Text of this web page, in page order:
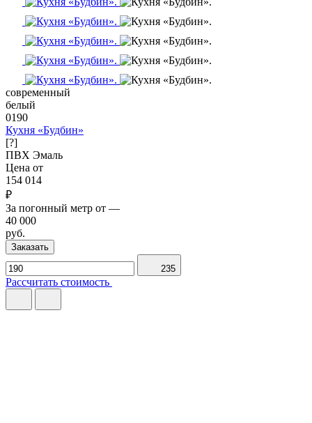
современный
белый
0190
Кухня «Будбин»
[?]
ПВХ Эмаль
Цена от
154 014
₽
За погонный метр от —
40 000
руб.
Заказать
235
Рассчитать стоимость